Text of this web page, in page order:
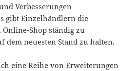
Verbesserungen
gibt Einzelhändlern die
Shop ständig zu
dem neuesten Stand zu halten.
eine Reihe von Erweiterungen